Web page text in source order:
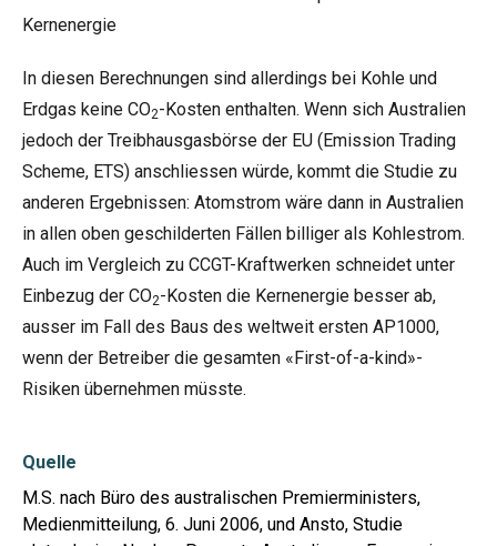
Kernenergie
In diesen Berechnungen sind allerdings bei Kohle und
Erdgas keine CO2-Kosten enthalten. Wenn sich Australien
jedoch der Treibhausgasbörse der EU (Emission Trading
Scheme, ETS) anschliessen würde, kommt die Studie zu
anderen Ergebnissen: Atomstrom wäre dann in Australien
in allen oben geschilderten Fällen billiger als Kohlestrom.
Auch im Vergleich zu CCGT-Kraftwerken schneidet unter
Einbezug der CO2-Kosten die Kernenergie besser ab,
ausser im Fall des Baus des weltweit ersten AP1000,
wenn der Betreiber die gesamten «First-of-a-kind»-
Risiken übernehmen müsste.
Quelle
M.S. nach Büro des australischen Premierministers,
Medienmitteilung, 6. Juni 2006, und Ansto, Studie